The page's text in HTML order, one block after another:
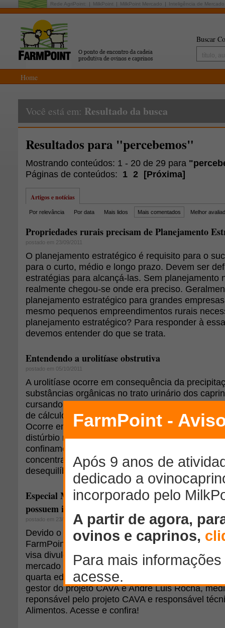
Rede AgriPoint: MilkPoint MilkPoint Mercado Inteligência de Mercado
Buscar
Home
Você está em: Resultado da busca
Resultados para "percebemos"
Mostrando conteúdos: 1 - 20 de 29 para
Páginas de conteúdos: 1 2 [Próxima]
Artigos e notícias
Por relevância Por data Mais lidos Mais comentados Melhor
Propriedades rurais precisam de Planejamento
postado em 23/09/2011
O planejamento estratégico é requisito para o
para o curto, médio e longo prazo. Devem ser
estratégias para alcançá-las. Sem planejamento
realmente chegou-se onde era preciso.
planejamento estratégico para grandes
mesmo pequenos empreendimentos rurais
planejamento estratégico? Para responder à
devemos entender do que se trata.
Entendendo a urolitíase obstrutiva
postado em 05/10/2011
A urolitíase ocorre em consequência da
substâncias orgânicas no trato urinário dos
cursando com obstrução parcial ou total da
de cálculos uretrais, sendo classificada como
Ocorre então interrupção parcial ou total do fluxo
distúrbio metabólico de importância em machos
confinamento, com pouca oferta de água,
concentrados levando a um aporte excessivo de
desequilíbrio na relação Ca e P da dieta.
Especial Marcas - Cava Alimentos - "Os animais
possuem idade abaixo de 6 meses"
postado em 23/02/2011
Devido o sucesso do Especial Associações
FarmPoint está inaugurando este ano o Especial
visa divulgar aos leitores as marcas de carne
mercado e o que elas vêm fazendo para
quarta edição, entrevistamos Alexandre
gestor do projeto CAVA e André Luis Rocha,
reponsável pelo projeto CAVA e responsável
Alimentos. Acesse e confira!